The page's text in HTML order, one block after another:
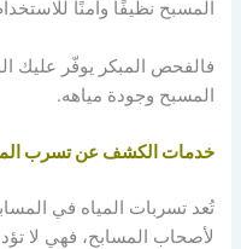
المسبح نظيفًا وآمنًا
فالفحص المبكر يوفّر عليك
المسبح وجودة مياهه.
خدمات الكشف عن تسرب
تُعد تسربات المياه في
لأصحاب المسابح، فهي لا